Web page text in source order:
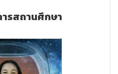
รสถานศึกษา